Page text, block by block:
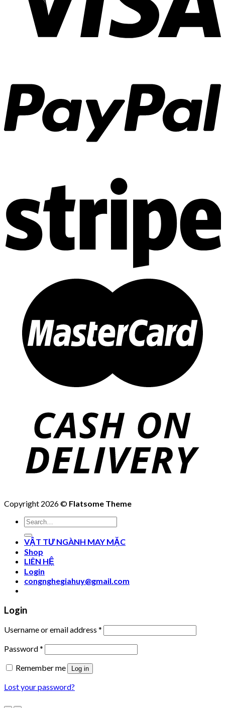
Copyright 2026 © Flatsome Theme
Search
for:
VẬT TƯ NGÀNH MAY MẶC
Shop
LIÊN HỆ
Login
congnghegiahuy@gmail.com
Login
Username or email address *
Password*
Remember me
Log in
Lost your password?